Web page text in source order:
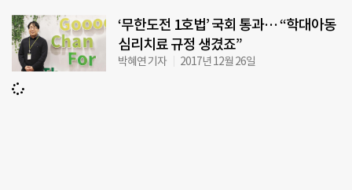
‘무한도전 1호법’ 국회 통과… “학대아동
심리치료 규정 생겼죠”
박혜연 기자 2017년 12월 26일